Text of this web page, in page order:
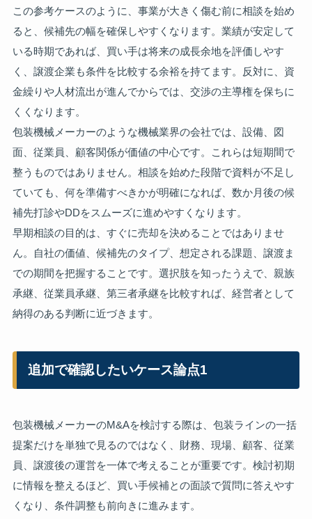
この参考ケースのように、事業が大きく傷む前に相談を始め
ると、候補先の幅を確保しやすくなります。業績が安定して
いる時期であれば、買い手は将来の成長余地を評価しやす
く、譲渡企業も条件を比較する余裕を持てます。反対に、資
金繰りや人材流出が進んでからでは、交渉の主導権を保ちに
くくなります。
包装機械メーカーのような機械業界の会社では、設備、図
面、従業員、顧客関係が価値の中心です。これらは短期間で
整うものではありません。相談を始めた段階で資料が不足し
ていても、何を準備すべきかが明確になれば、数か月後の候
補先打診やDDをスムーズに進めやすくなります。
早期相談の目的は、すぐに売却を決めることではありませ
ん。自社の価値、候補先のタイプ、想定される課題、譲渡ま
での期間を把握することです。選択肢を知ったうえで、親族
承継、従業員承継、第三者承継を比較すれば、経営者として
納得のある判断に近づきます。
追加で確認したいケース論点1
包装機械メーカーのM&Aを検討する際は、包装ラインの一括
提案だけを単独で見るのではなく、財務、現場、顧客、従業
員、譲渡後の運営を一体で考えることが重要です。検討初期
に情報を整えるほど、買い手候補との面談で質問に答えやす
くなり、条件調整も前向きに進みます。